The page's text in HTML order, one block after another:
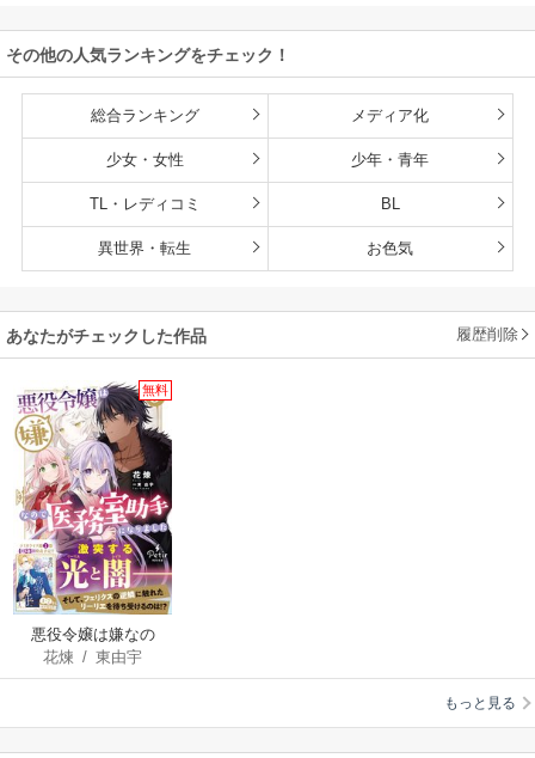
たちが俺を放って
くれない件～
その他の人気ランキングをチェック！
総合ランキング メディア化
少女・女性 少年・青年
TL・レディコミ BL
異世界・転生 お色気
あなたがチェックした作品 履歴削除
無料
悪役令嬢は嫌なの
で、医務室助手にな
りました。
花煉 /東由宇
もっと見る